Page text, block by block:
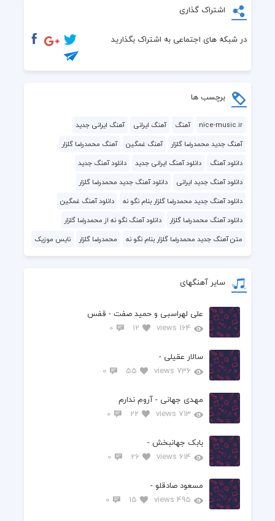
اشتراک گذاری
در شبکه های اجتماعی به اشتراک بگذارید
برچسب ها
nice-music.ir آهنگ آهنگ ایرانی
آهنگ ایرانی جدید
آهنگ جدید محمدرضا گلزار
آهنگ غمگین
آهنگ محمدرضا گلزار
دانلود آهنگ
دانلود آهنگ ایرانی جدید
دانلود آهنگ جدید
دانلود آهنگ جدید ایرانی
دانلود آهنگ جدید محمدرضا گلزار
دانلود آهنگ جدید محمدرضا گلزار بنام نگو نه
دانلود آهنگ غمگین
دانلود آهنگ محمدرضا گلزار
دانلود آهنگ نگو نه از محمدرضا گلزار
متن آهنگ جدید محمدرضا گلزار بنام نگو نه
محمدرضا گلزار نایس موزیک
سایر آهنگهای
علی لهراسبی و حمید صفت - قفس
164 views
12
0
سالار عقیلی -
736 views
55
0
مهدی جهانی - آروم ندارم
713 views
22
0
بابک جهانبخش -
614 views
26
0
مسعود صادقلو -
495 views
15
0